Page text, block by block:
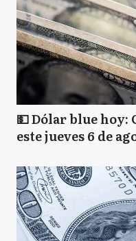
💵 Dólar blue hoy:
este jueves 6 de